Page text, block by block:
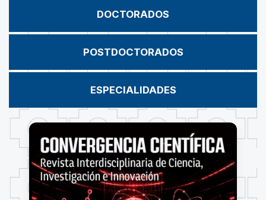
DOCTORADOS
POSTDOCTORADOS
ESPECIALIDADES